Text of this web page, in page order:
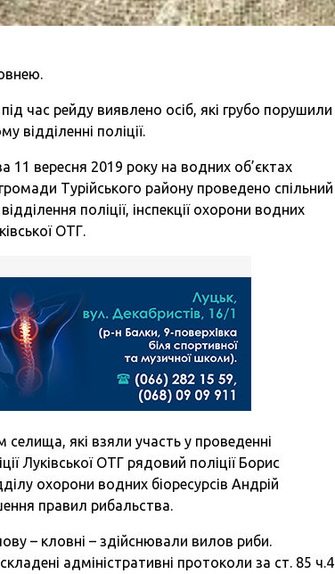
час рейду виявлено осіб, які грубо порушили
відділенні поліції.
вересня 2019 року на водних об’єктах
Турійського району проведено спільний
поліції, інспекції охорони водних
ОТГ.
які взяли участь у проведенні
Луківської ОТГ рядовий поліції Борис
охорони водних біоресурсів Андрій
правил рибальства.
– кловні – здійснювали вилов риби.
адміністративні протоколи за ст. 85 ч.4